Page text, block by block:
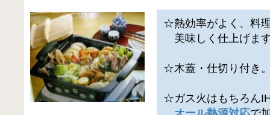
☆熱効率がよく、料
美味しく仕上げま
☆木蓋・仕切り付き
☆ガス火はもちろん